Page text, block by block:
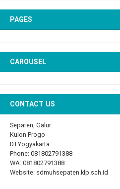
PAGES
CAROUSEL
CONTACT US
Sepaten, Galur.
Kulon Progo
D.I Yogyakarta
Phone: 081802791388
WA: 081802791388
Website: sdmuhsepaten.klp.sch.id